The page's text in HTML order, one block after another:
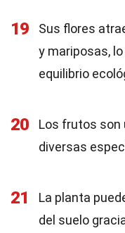
19
Sus flores
y mariposas,
equilibrio
20
Los frutos son
diversas
21
La planta
del suelo